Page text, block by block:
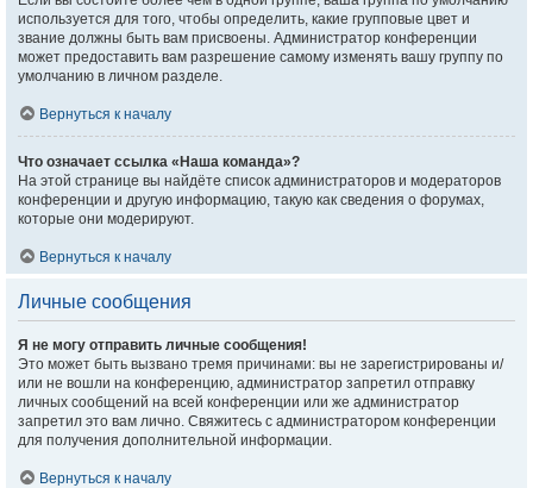
используется для того, чтобы определить, какие групповые цвет и
звание должны быть вам присвоены. Администратор конференции
может предоставить вам разрешение самому изменять вашу группу по
умолчанию в личном разделе.
Вернуться к началу
Что означает ссылка «Наша команда»?
На этой странице вы найдёте список администраторов и модераторов
конференции и другую информацию, такую как сведения о форумах,
которые они модерируют.
Вернуться к началу
Личные сообщения
Я не могу отправить личные сообщения!
Это может быть вызвано тремя причинами: вы не зарегистрированы и/
или не вошли на конференцию, администратор запретил отправку
личных сообщений на всей конференции или же администратор
запретил это вам лично. Свяжитесь с администратором конференции
для получения дополнительной информации.
Вернуться к началу